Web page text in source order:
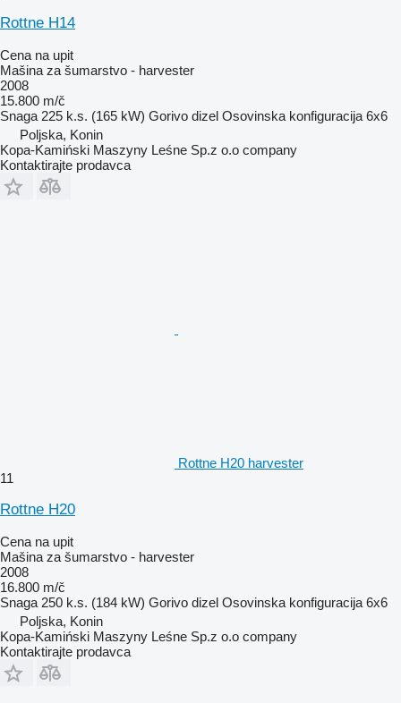
Rottne H14
Cena na upit
Mašina za šumarstvo - harvester
2008
15.800 m/č
Snaga 225 k.s. (165 kW) Gorivo dizel Osovinska konfiguracija 6x6
Poljska, Konin
Kopa-Kamiński Maszyny Leśne Sp.z o.o company
Kontaktirajte prodavca
Rottne H20 harvester
11
Rottne H20
Cena na upit
Mašina za šumarstvo - harvester
2008
16.800 m/č
Snaga 250 k.s. (184 kW) Gorivo dizel Osovinska konfiguracija 6x6
Poljska, Konin
Kopa-Kamiński Maszyny Leśne Sp.z o.o company
Kontaktirajte prodavca